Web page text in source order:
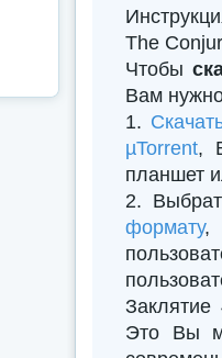
The
Чтобы
Вам
1.
µTorrent,
планшет
2.
формату,
Это Вы